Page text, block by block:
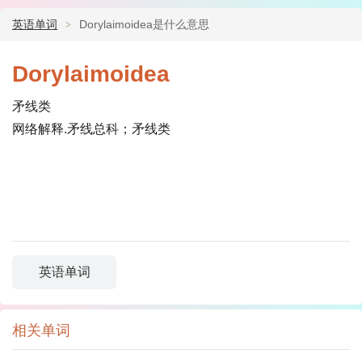
英语单词 Dorylaimoidea是什么意思
Dorylaimoidea
矛线类
网络解释.矛线总科；矛线类
英语单词
相关单词